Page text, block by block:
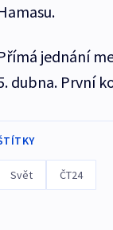
jednání
dubna. První
Svět ČT24